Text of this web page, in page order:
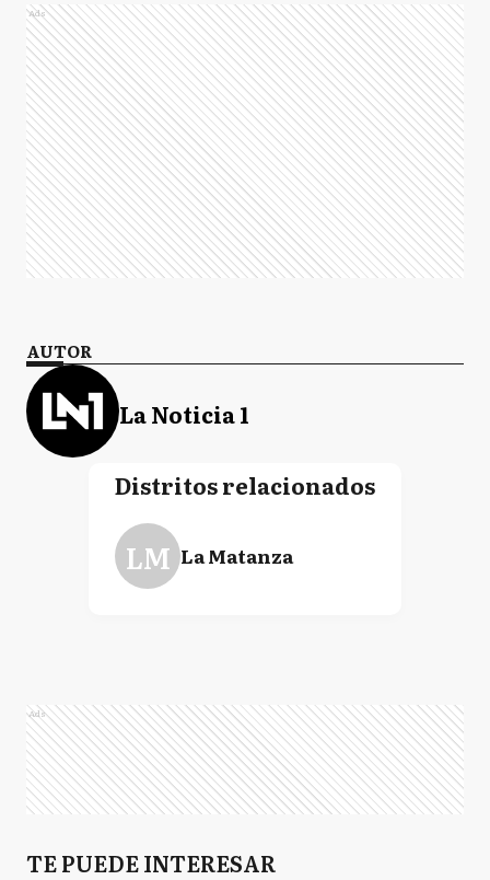
Ads
AUTOR
La Noticia 1
Distritos relacionados
LM La Matanza
Ads
TE PUEDE INTERESAR